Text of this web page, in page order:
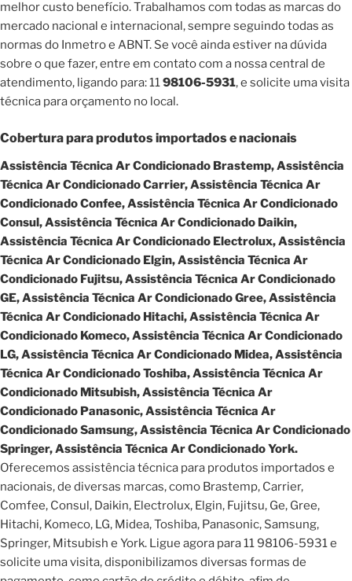
melhor custo benefício. Trabalhamos com todas as marcas do
mercado nacional e internacional, sempre seguindo todas as
normas do Inmetro e ABNT. Se você ainda estiver na dúvida
sobre o que fazer, entre em contato com a nossa central de
atendimento, ligando para: 1198106-5931, e solicite uma visita
técnica para orçamento no local.
Cobertura para produtos importados e nacionais
Assistência Técnica Ar Condicionado Brastemp, Assistência
Técnica Ar Condicionado Carrier, Assistência Técnica Ar
Condicionado Confee, Assistência Técnica Ar Condicionado
Consul, Assistência Técnica Ar Condicionado Daikin,
Assistência Técnica Ar Condicionado Electrolux, Assistência
Técnica Ar Condicionado Elgin, Assistência Técnica Ar
Condicionado Fujitsu, Assistência Técnica Ar Condicionado
GE, Assistência Técnica Ar Condicionado Gree, Assistência
Técnica Ar Condicionado Hitachi, Assistência Técnica Ar
Condicionado Komeco, Assistência Técnica Ar Condicionado
LG, Assistência Técnica Ar Condicionado Midea, Assistência
Técnica Ar Condicionado Toshiba, Assistência Técnica Ar
Condicionado Mitsubish, Assistência Técnica Ar
Condicionado Panasonic, Assistência Técnica Ar
Condicionado Samsung, Assistência Técnica Ar Condicionado
Springer, Assistência Técnica Ar Condicionado York.
Oferecemos assistência técnica para produtos importados e
nacionais, de diversas marcas, como Brastemp, Carrier,
Comfee, Consul, Daikin, Electrolux, Elgin, Fujitsu, Ge, Gree,
Hitachi, Komeco, LG, Midea, Toshiba, Panasonic, Samsung,
Springer, Mitsubish e York. Ligue agora para 11 98106-5931 e
solicite uma visita, disponibilizamos diversas formas de